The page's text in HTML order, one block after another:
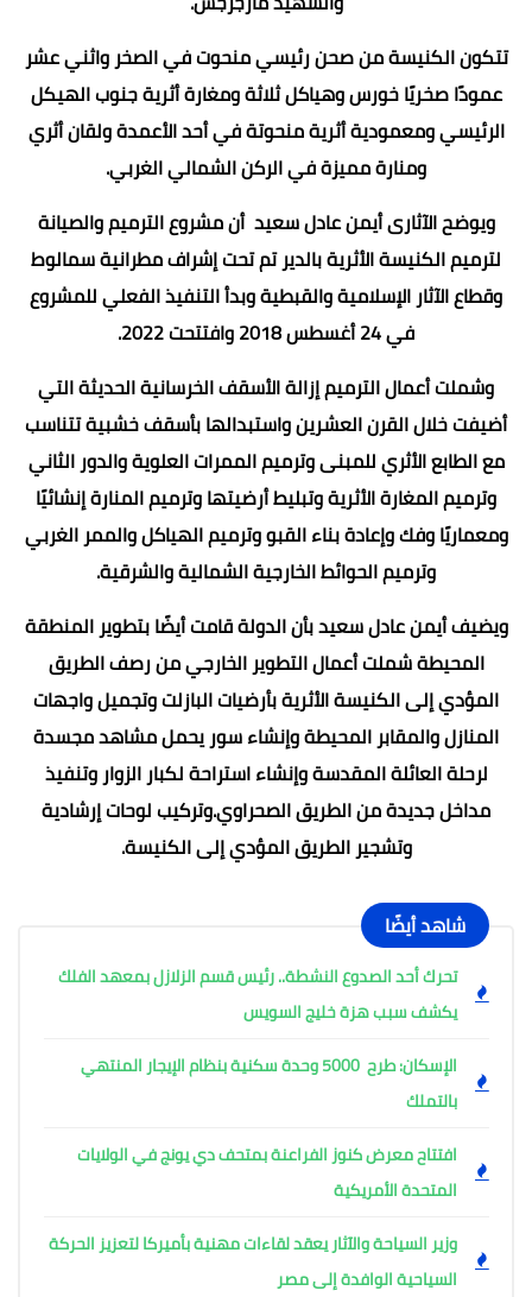
تتكون الكنيسة من صحن رئيسي منحوت في الصخر واثني عشر
عمودًا صخريًا خورس وهياكل ثلاثة ومغارة أثرية جنوب الهيكل
الرئيسي ومعمودية أثرية منحوتة في أحد الأعمدة ولقان أثري
ومنارة مميزة في الركن الشمالي الغربي.
ويوضح الآثارى أيمن عادل سعيد أن مشروع الترميم والصيانة
لترميم الكنيسة الأثرية بالدير تم تحت إشراف مطرانية سمالوط
وقطاع الآثار الإسلامية والقبطية وبدأ التنفيذ الفعلي للمشروع
في 24 أغسطس 2018 وافتتحت 2022.
وشملت أعمال الترميم إزالة الأسقف الخرسانية الحديثة التي
أضيفت خلال القرن العشرين واستبدالها بأسقف خشبية تتناسب
مع الطابع الأثري للمبنى وترميم الممرات العلوية والدور الثاني
وترميم المغارة الأثرية وتبليط أرضيتها وترميم المنارة إنشائيًا
ومعماريًا وفك وإعادة بناء القبو وترميم الهياكل والممر الغربي
وترميم الحوائط الخارجية الشمالية والشرقية.
ويضيف أيمن عادل سعيد بأن الدولة قامت أيضًا بتطوير المنطقة
المحيطة شملت أعمال التطوير الخارجي من رصف الطريق
المؤدي إلى الكنيسة الأثرية بأرضيات البازلت وتجميل واجهات
المنازل والمقابر المحيطة وإنشاء سور يحمل مشاهد مجسدة
لرحلة العائلة المقدسة وإنشاء استراحة لكبار الزوار وتنفيذ
مداخل جديدة من الطريق الصحراوي.وتركيب لوحات إرشادية
وتشجير الطريق المؤدي إلى الكنيسة.
شاهد أيضًا
تحرك أحد الصدوع النشطة.. رئيس قسم الزلازل بمعهد الفلك
يكشف سبب هزة خليج السويس
الإسكان: طرح 5000 وحدة سكنية بنظام الإيجار المنتهي
بالتملك
افتتاح معرض كنوز الفراعنة بمتحف دي يونج في الولايات
المتحدة الأمريكية
وزير السياحة والآثار يعقد لقاءات مهنية بأميركا لتعزيز الحركة
السياحية الوافدة إلى مصر